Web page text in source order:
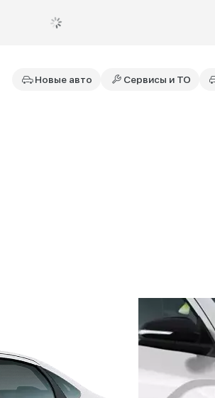
Новые авто Сервисы и ТО